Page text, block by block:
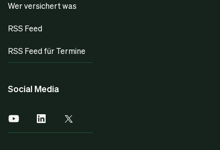
Wer versichert was
RSS Feed
RSS Feed für Termine
Social Media